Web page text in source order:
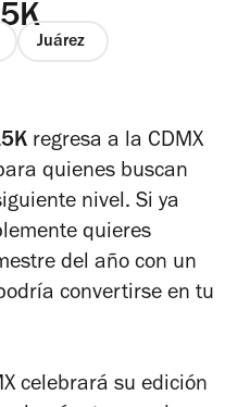
Juárez
regresa a la CDMX
quienes buscan
nivel. Si ya
quieres
del año con un
convertirse en tu
celebrará su edición